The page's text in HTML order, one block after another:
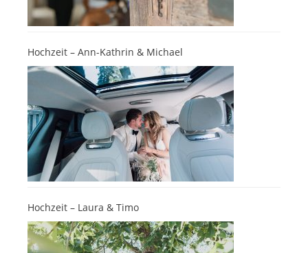
Hochzeit – Ann-Kathrin & Michael
Hochzeit – Laura & Timo